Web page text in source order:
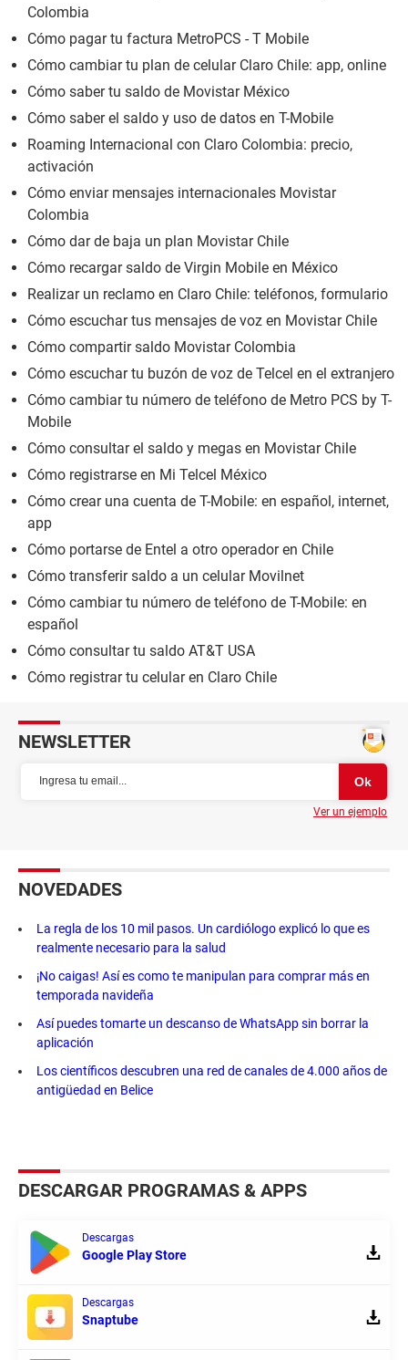
Colombia
Cómo pagar tu factura MetroPCS - T Mobile
Cómo cambiar tu plan de celular Claro Chile: app, online
Cómo saber tu saldo de Movistar México
Cómo saber el saldo y uso de datos en T-Mobile
Roaming Internacional con Claro Colombia: precio,
activación
Cómo enviar mensajes internacionales Movistar
Colombia
Cómo dar de baja un plan Movistar Chile
Cómo recargar saldo de Virgin Mobile en México
Realizar un reclamo en Claro Chile: teléfonos, formulario
Cómo escuchar tus mensajes de voz en Movistar Chile
Cómo compartir saldo Movistar Colombia
Cómo escuchar tu buzón de voz de Telcel en el extranjero
Cómo cambiar tu número de teléfono de Metro PCS by T-
Mobile
Cómo consultar el saldo y megas en Movistar Chile
Cómo registrarse en Mi Telcel México
Cómo crear una cuenta de T-Mobile: en español, internet,
app
Cómo portarse de Entel a otro operador en Chile
Cómo transferir saldo a un celular Movilnet
Cómo cambiar tu número de teléfono de T-Mobile: en
español
Cómo consultar tu saldo AT&T USA
Cómo registrar tu celular en Claro Chile
NEWSLETTER
Ver un ejemplo
NOVEDADES
La regla de los 10 mil pasos. Un cardiólogo explicó lo que es
realmente necesario para la salud
¡No caigas! Así es como te manipulan para comprar más en
temporada navideña
Así puedes tomarte un descanso de WhatsApp sin borrar la
aplicación
Los científicos descubren una red de canales de 4.000 años de
antigüedad en Belice
DESCARGAR PROGRAMAS & APPS
Descargas
Google Play Store
Descargas
Snaptube